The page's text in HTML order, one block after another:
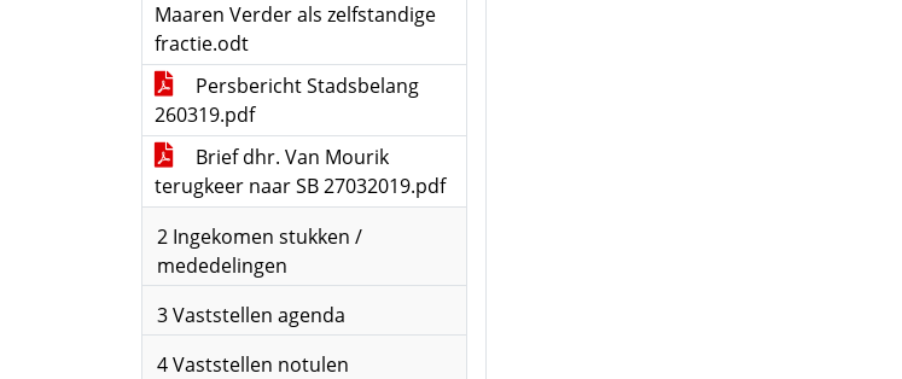
Maaren Verder als zelfstandige
fractie.odt
Persbericht Stadsbelang
260319.pdf
Brief dhr. Van Mourik
terugkeer naar SB 27032019.pdf
2 Ingekomen stukken /
mededelingen
3 Vaststellen agenda
4 Vaststellen notulen